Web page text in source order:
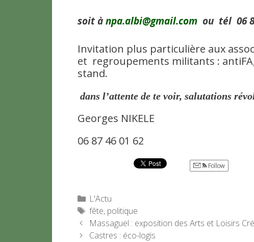
soit ànpa.albi@gmail.com ou tél 06
Invitation plus particulière aux
et regroupements militants :
stand.
dans l’attente de te voir, salutations
Georges NIKELE
06 87 46 01 62
Follow
Catégories
L'Actu
Étiquettes
fête, politique
Massaguel : exposition des Arts et Loisirs
Castres : éco-logis